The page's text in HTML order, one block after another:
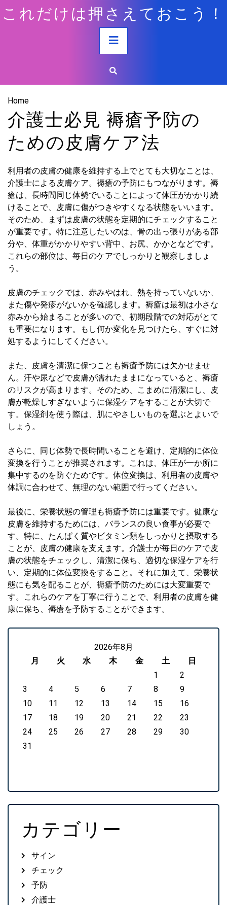
toこれだけは押さえておこう！
Primary
Menu
Home
介護士必見 褥瘡予防の
ための皮膚ケア法
利用者の皮膚の健康を維持する上でとても大切なことは、
介護士による皮膚ケア。褥瘡の予防にもつながります。褥
瘡は、長時間同じ体勢でいることによって体圧がかかり続
けることで、皮膚に傷がつきやすくなる状態をいいます。
そのため、まずは皮膚の状態を定期的にチェックすること
が重要です。特に注意したいのは、骨の出っ張りがある部
分や、体重がかかりやすい背中、お尻、かかとなどです。
これらの部位は、毎日のケアでしっかりと観察しましょ
う。
皮膚のチェックでは、赤みやはれ、熱を持っていないか、
また傷や発疹がないかを確認します。褥瘡は最初は小さな
赤みから始まることが多いので、初期段階での対応がとて
も重要になります。もし何か変化を見つけたら、すぐに対
処するようにしてください。
また、皮膚を清潔に保つことも褥瘡予防には欠かせませ
ん。汗や尿などで皮膚が濡れたままになっていると、褥瘡
のリスクが高まります。そのため、こまめに清潔にし、皮
膚が乾燥しすぎないように保湿ケアをすることが大切で
す。保湿剤を使う際は、肌にやさしいものを選ぶとよいで
しょう。
さらに、同じ体勢で長時間いることを避け、定期的に体位
変換を行うことが推奨されます。これは、体圧が一か所に
集中するのを防ぐためです。体位変換は、利用者の皮膚や
体調に合わせて、無理のない範囲で行ってください。
最後に、栄養状態の管理も褥瘡予防には重要です。健康な
皮膚を維持するためには、バランスの良い食事が必要で
す。特に、たんぱく質やビタミン類をしっかりと摂取する
ことが、皮膚の健康を支えます。介護士が毎日のケアで皮
膚の状態をチェックし、清潔に保ち、適切な保湿ケアを行
い、定期的に体位変換をすること。それに加えて、栄養状
態にも気を配ることが、褥瘡予防のためには大変重要で
す。これらのケアを丁寧に行うことで、利用者の皮膚を健
康に保ち、褥瘡を予防することができます。
2026年8月
月
火 水 木 金 土
日
1
2
3
4 5 6 7 8
9
10
11 12 13 14 15
16
17
18 19 20 21 22
23
24
25 26 27 28 29
30
31
カテゴリー
サイン
チェック
予防
介護士